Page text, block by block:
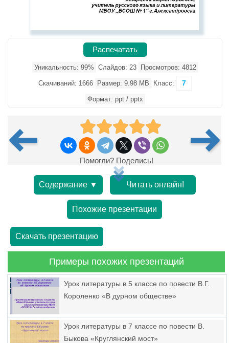
Распечатать
Уникальность: 99% Слайдов: 23 Просмотров: 4812
Скачиваний: 1666 Размер: 9.98 MB Класс: 7
Формат: ppt / pptx
Помогли? Поделись!
Содержание ▼ Читать онлайн!
Похожие презентации
Скачать презентацию
Примеры похожих презентаций
Урок литературы в 5 классе по повести В.Г.
Короленко «В дурном обществе»
Урок литературы в 7 классе по повести В.
Быкова «Круглянский мост»